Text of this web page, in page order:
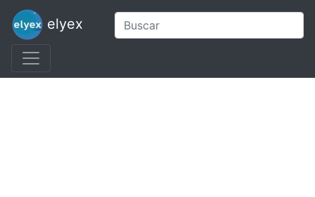
elyex